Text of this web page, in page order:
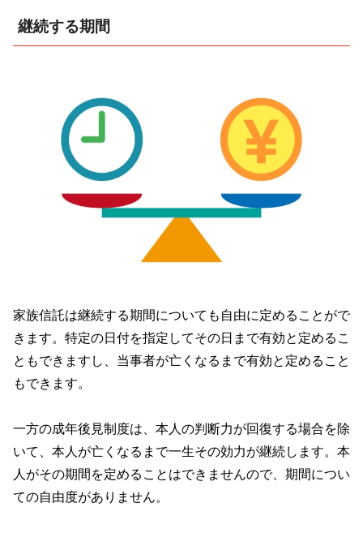
継続する期間
家族信託は継続する期間についても自由に定めることがで
きます。特定の日付を指定してその日まで有効と定めるこ
ともできますし、当事者が亡くなるまで有効と定めること
もできます。
一方の成年後見制度は、本人の判断力が回復する場合を除
いて、本人が亡くなるまで一生その効力が継続します。本
人がその期間を定めることはできませんので、期間につい
ての自由度がありません。